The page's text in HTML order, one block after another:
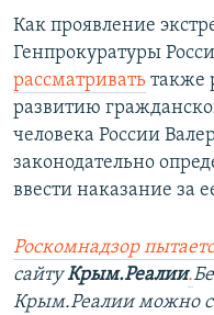
Как проявление
Генпрокуратуры
рассматривать также
развитию
человека России
законодательно
ввести наказание за
Роскомнадзор
сайтуКрым.Реалии.
Крым.Реалии можно